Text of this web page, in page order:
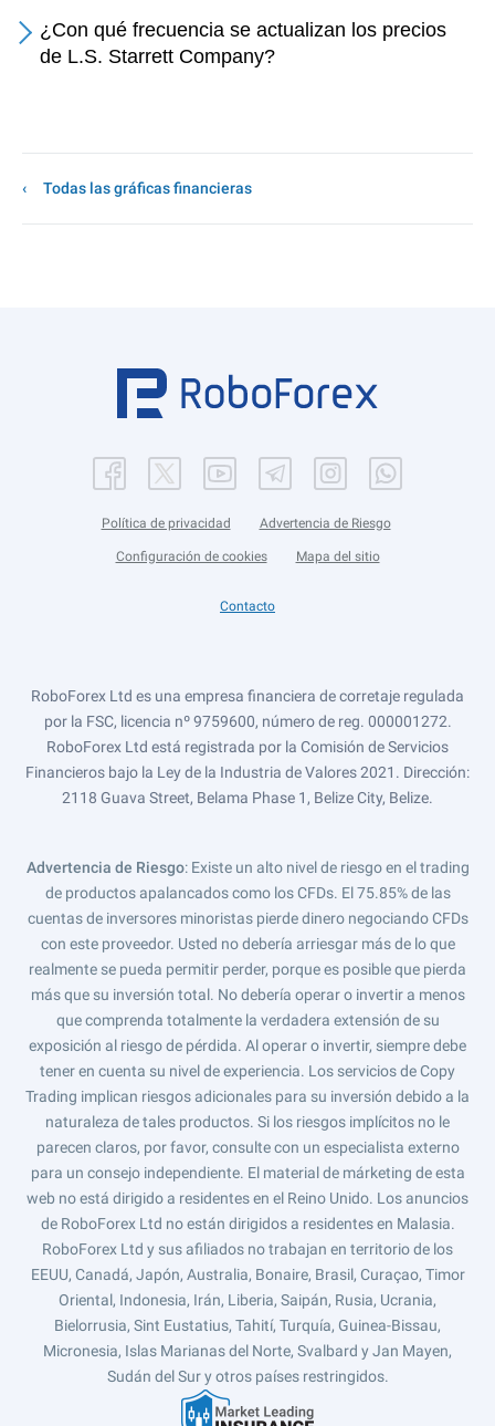
¿Con qué frecuencia se actualizan los precios
de L.S. Starrett Company?
Todas las gráficas financieras
Política de privacidad Advertencia de Riesgo
Configuración de cookies Mapa del sitio
Contacto
RoboForex Ltd es una empresa financiera de corretaje regulada
por la FSC, licencia nº 9759600, número de reg. 000001272.
RoboForex Ltd está registrada por la Comisión de Servicios
Financieros bajo la Ley de la Industria de Valores 2021. Dirección:
2118 Guava Street, Belama Phase 1, Belize City, Belize.
Advertencia de Riesgo: Existe un alto nivel de riesgo en el trading
de productos apalancados como los CFDs. El 75.85% de las
cuentas de inversores minoristas pierde dinero negociando CFDs
con este proveedor. Usted no debería arriesgar más de lo que
realmente se pueda permitir perder, porque es posible que pierda
más que su inversión total. No debería operar o invertir a menos
que comprenda totalmente la verdadera extensión de su
exposición al riesgo de pérdida. Al operar o invertir, siempre debe
tener en cuenta su nivel de experiencia. Los servicios de Copy
Trading implican riesgos adicionales para su inversión debido a la
naturaleza de tales productos. Si los riesgos implícitos no le
parecen claros, por favor, consulte con un especialista externo
para un consejo independiente. El material de márketing de esta
web no está dirigido a residentes en el Reino Unido. Los anuncios
de RoboForex Ltd no están dirigidos a residentes en Malasia.
RoboForex Ltd y sus afiliados no trabajan en territorio de los
EEUU, Canadá, Japón, Australia, Bonaire, Brasil, Curaçao, Timor
Oriental, Indonesia, Irán, Liberia, Saipán, Rusia, Ucrania,
Bielorrusia, Sint Eustatius, Tahití, Turquía, Guinea-Bissau,
Micronesia, Islas Marianas del Norte, Svalbard y Jan Mayen,
Sudán del Sur y otros países restringidos.